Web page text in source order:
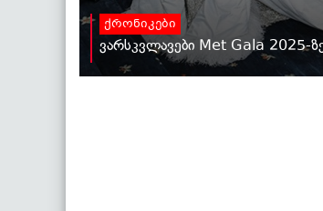
ქრონიკები
ვარსკვლავები Met Gala 2025-